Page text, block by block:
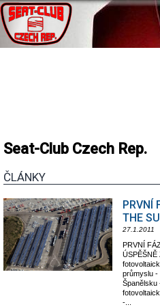
Seat-Club Czech Rep.
ČLÁNKY
PRVNÍ
THE
27.1.2011
PRVNÍ
ÚSPĚŠNĚ
průmyslu -
Španělsku
-...